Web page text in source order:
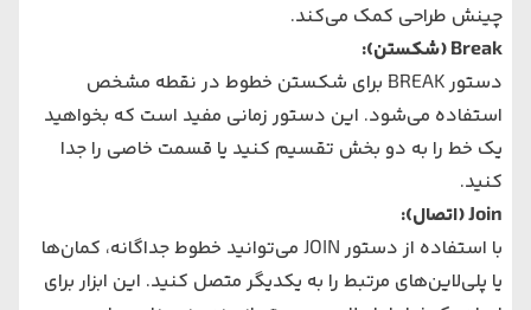
چینش طراحی کمک می‌کند.
Break(شکستن):
دستور BREAK برای شکستن خطوط در نقطه مشخص
استفاده می‌شود. این دستور زمانی مفید است که بخواهید
یک خط را به دو بخش تقسیم کنید یا قسمت خاصی را جدا
کنید.
Join(اتصال):
با استفاده از دستور JOIN می‌توانید خطوط جداگانه، کمان‌ها
یا پلی‌لاین‌های مرتبط را به یکدیگر متصل کنید. این ابزار برای